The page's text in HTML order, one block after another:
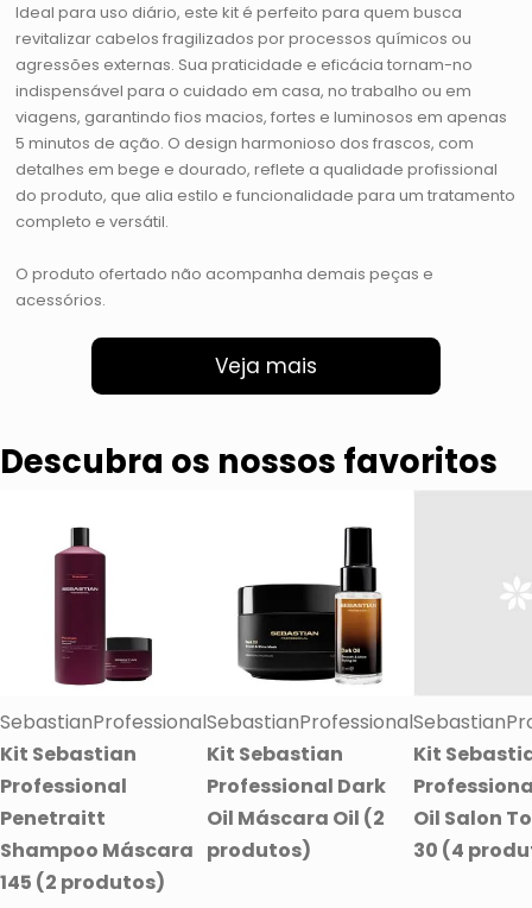
Ideal para uso diário, este kit é perfeito para quem busca
revitalizar cabelos fragilizados por processos químicos ou
agressões externas. Sua praticidade e eficácia tornam-no
indispensável para o cuidado em casa, no trabalho ou em
viagens, garantindo fios macios, fortes e luminosos em apenas
5 minutos de ação. O design harmonioso dos frascos, com
detalhes em bege e dourado, reflete a qualidade profissional
do produto, que alia estilo e funcionalidade para um tratamento
completo e versátil.
O produto ofertado não acompanha demais peças e
acessórios.
Veja mais
Descubra os nossos favoritos
SebastianProfessional
Kit Sebastian
Professional
Penetraitt
Shampoo Máscara
145 (2 produtos)
SebastianProfessional
Kit Sebastian
Professional Dark
Oil Máscara Oil (2
produtos)
Kit
Oil Salon
30 (4